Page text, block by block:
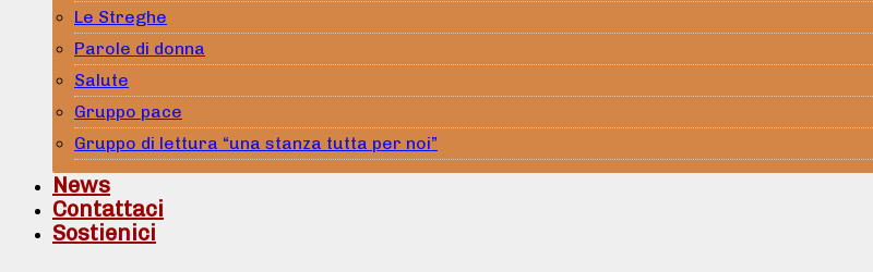
Le Streghe
Parole di donna
Salute
Gruppo pace
Gruppo di lettura “una stanza tutta per noi”
News
Contattaci
Sostienici